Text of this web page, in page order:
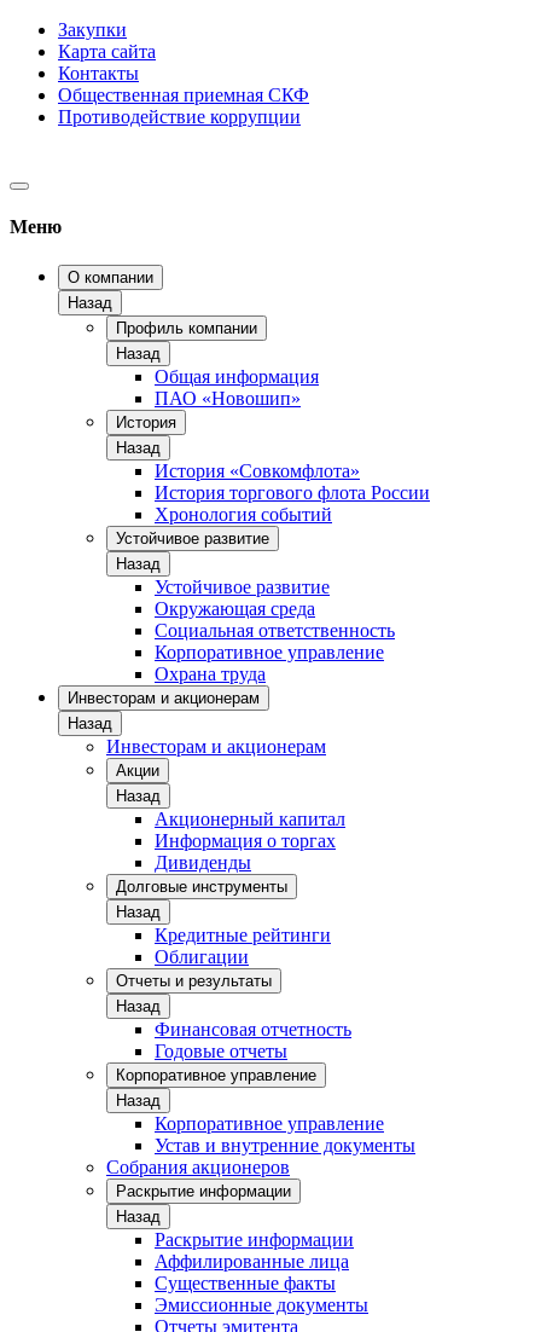
Закупки
Карта сайта
Контакты
Общественная приемная СКФ
Противодействие коррупции
Меню
О компании
Назад
Профиль компании
Назад
Общая информация
ПАО «Новошип»
История
Назад
История «Совкомфлота»
История торгового флота России
Хронология событий
Устойчивое развитие
Назад
Устойчивое развитие
Окружающая среда
Социальная ответственность
Корпоративное управление
Охрана труда
Инвесторам и акционерам
Назад
Инвесторам и акционерам
Акции
Назад
Акционерный капитал
Информация о торгах
Дивиденды
Долговые инструменты
Назад
Кредитные рейтинги
Облигации
Отчеты и результаты
Назад
Финансовая отчетность
Годовые отчеты
Корпоративное управление
Назад
Корпоративное управление
Устав и внутренние документы
Собрания акционеров
Раскрытие информации
Назад
Раскрытие информации
Аффилированные лица
Существенные факты
Эмиссионные документы
Отчеты эмитента